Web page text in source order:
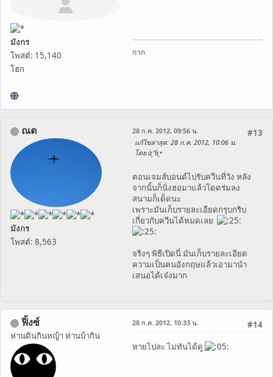
มังกร
โพสต์: 15,140
โฮก
กาก
ณต
มังกร
โพสต์: 8,563
#13
28 ก.ค. 2012, 09:56 น.
แก้ไขล่าสุด: 28 ก.ค. 2012, 10:06 น.
โดย à¸“à¸•
ตอนเจมส์บอนด์ไปรับควีนที่วัง หลัง
จากนั้นก็นั่งฮอมาแล้วโดดร่มลง
สนามก็เด็ดนะ
เพราะมันเก็บรายละเอียดกรุบกริบ
เกี่ยวกับควีนได้หมดเลย
จริงๆ พิธีเปิดนี่ มันเก็บรายละเอียด
ความเป็นคนอังกฤษแล้วเอามานำ
เสนอได้เจ๋งมาก
ฟิ้งซ์
ห่านดินกินหญ้า ห่านบ้ากิน
#14
28 ก.ค. 2012, 10:33 น.
หายไปละ ไม่ทันได้ดู